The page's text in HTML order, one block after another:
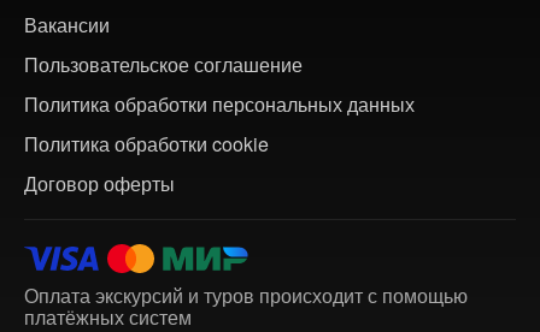
Вакансии
Пользовательское соглашение
Политика обработки персональных данных
Политика обработки cookie
Договор оферты
Оплата экскурсий и туров происходит с помощью
платёжных систем